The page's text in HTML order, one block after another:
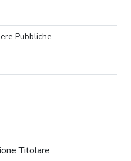
Pubbliche
Titolare